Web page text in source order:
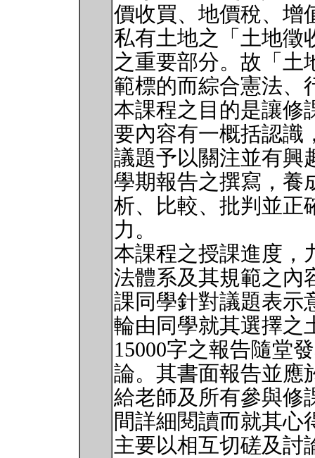
價收買、地價稅、增
私有土地之「土地徵
之重要部分。故「土
範標的而綜合憲法、
本課程之目的是讓修
要內容有一概括認識
議題予以關注並有興
學期報告之撰寫，養
析、比較、批判並正
力。
本課程之授課進度，
法體系及其規範之內
課同學針對議題表示
輪由同學就其選擇之
15000字之報告隨堂
論。其書面報告並應
給老師及所有參與修
間詳細閱讀而就其心
主要以相互切磋及討